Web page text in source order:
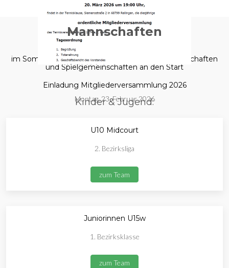
Einladung Mitgliederversammlung 2026
Montag, 23. Februar 2026
Mannschaften
im Sommer 2025 gehen wir mit folgenden Mannschaften
und Spielgemeinschaften an den Start
Kinder & Jugend:
U10 Midcourt
2. Bezirksliga
zum Team
Juniorinnen U15w
1. Bezirksklasse
zum Team